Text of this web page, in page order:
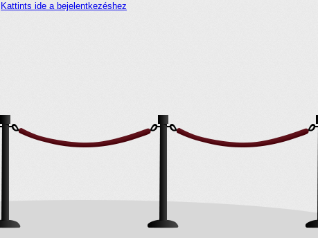
Kattints ide a bejelentkezéshez